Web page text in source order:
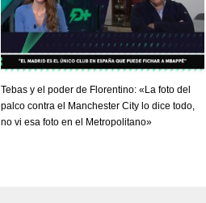
Tebas y el poder de Florentino: «La foto del
palco contra el Manchester City lo dice todo,
no vi esa foto en el Metropolitano»